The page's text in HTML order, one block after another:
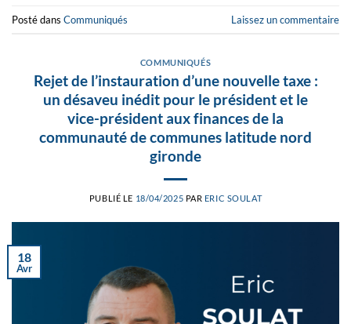
Posté dans Communiqués Laissez un commentaire
COMMUNIQUÉS
Rejet de l’instauration d’une nouvelle taxe :
un désaveu inédit pour le président et le
vice-président aux finances de la
communauté de communes latitude nord
gironde
PUBLIÉ LE 18/04/2025 PAR ERIC SOULAT
18
Avr